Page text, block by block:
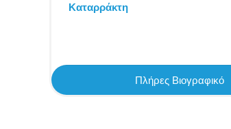
Καταρράκτη
Πλήρες Βιογραφικό